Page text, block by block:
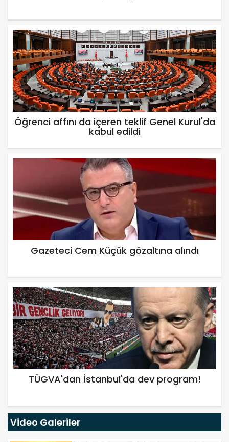
Öğrenci affını da içeren teklif Genel Kurul'da
kabul edildi
Gazeteci Cem Küçük gözaltına alındı
TÜGVA'dan İstanbul'da dev program!
Video Galeriler